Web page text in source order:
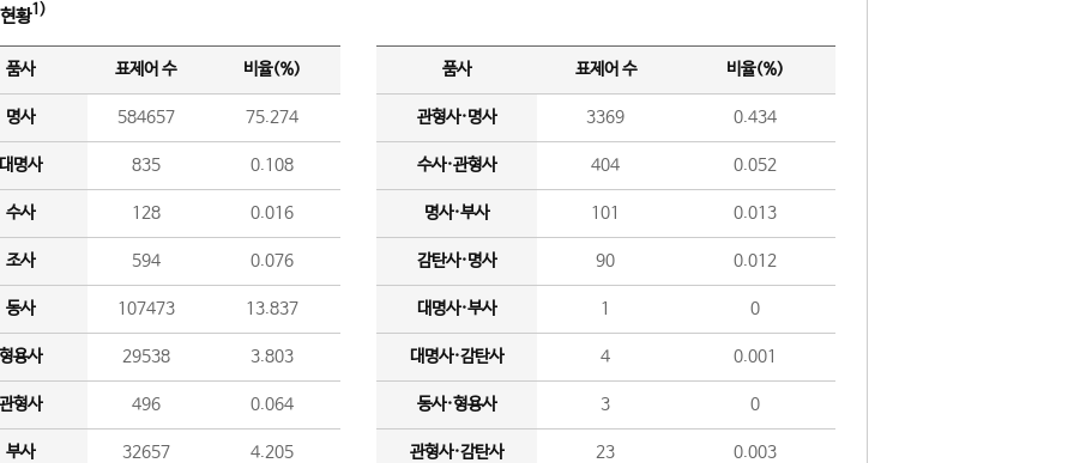
황1)
품사 표제어 수 비율(%)
명사 584657 75.274
명사 835 0.108
수사 128 0.016
조사 594 0.076
동사 107473 13.837
용사 29538 3.803
형사 496 0.064
부사 32657 4.205
품사 표제어 수 비율(%)
관형사·명사 3369 0.434
수사·관형사 404 0.052
명사·부사 101 0.013
감탄사·명사 90 0.012
대명사·부사 1 0
대명사·감탄사 4 0.001
동사·형용사 3 0
관형사·감탄사 23 0.003